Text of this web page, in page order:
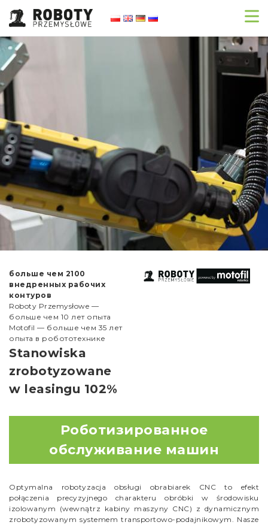
больше чем 2100
внедренных рабочих
контуров
Roboty Przemysłowe —
больше чем 10 лет опыта
Motofil — больше чем 35 лет
опыта в робототехнике
Stanowiska
zrobotyzowane
w leasingu 102%
Роботизированное
обслуживание машин
Optymalna robotyzacja obsługi obrabiarek CNC to efekt
połączenia precyzyjnego charakteru obróbki w środowisku
izolowanym (wewnątrz kabiny maszyny CNC) z dynamicznym
zrobotyzowanym systemem transportowo-podajnikowym. Nasze